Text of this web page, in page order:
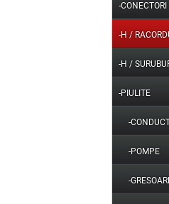
-CONECTORI
-H /
-H /
-PIULITE
-
-POMPE
-